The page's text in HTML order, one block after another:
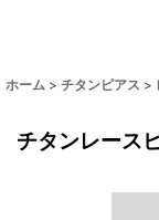
ホーム > チタンピアス >
チタンレース